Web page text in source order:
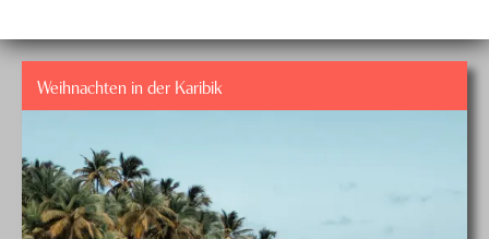
Weihnachten in der Karibik